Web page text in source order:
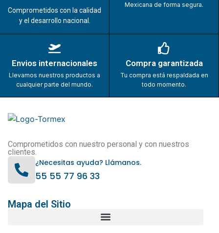
Comprometidos con la calidad
y el desarrollo nacional.
Mexicana de forma segura.
Envios internacionales
Llevamos nuestros productos a
cualquier parte del mundo.
Compra garantizada
Tu compra está respaldada en
todo momento.
Comprometidos con nuestro personal y con nuestros
clientes.
¿Necesitas ayuda? Llámanos.
55 55 77 96 33
Mapa del Sitio